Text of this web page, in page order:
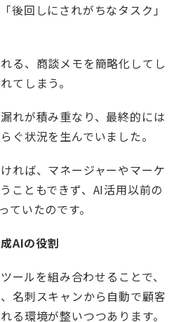
後回しにされがちなタスク」
る、商談メモを簡略化してし
てしまう。
れが積み重なり、最終的には
ぐ状況を生んでいました。
れば、マネージャーやマーケ
こともできず、AI活用以前の
ていたのです。
AIの役割
ールを組み合わせることで、
名刺スキャンから自動で顧客
る環境が整いつつあります。